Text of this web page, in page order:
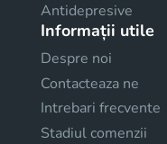
Antidepresive
Informații utile
Despre noi
Contacteaza ne
Intrebari frecvente
Stadiul comenzii